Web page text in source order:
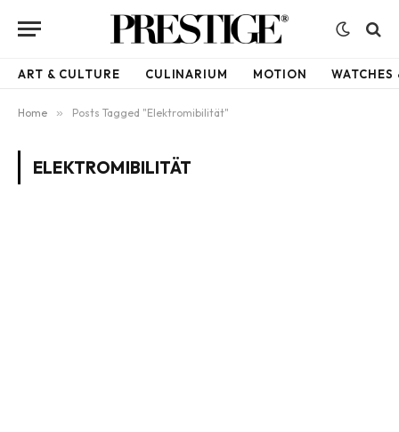
ART & CULTURE CULINARIUM MOTION WATCHES
Home » Posts Tagged "Elektromibilität"
ELEKTROMIBILITÄT